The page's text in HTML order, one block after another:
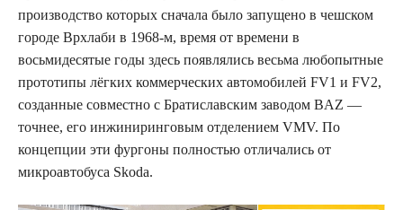
производство которых сначала было запущено в чешском
городе Врхлаби в 1968-м, время от времени в
восьмидесятые годы здесь появлялись весьма любопытные
прототипы лёгких коммерческих автомобилей FV1 и FV2,
созданные совместно с Братиславским заводом BAZ —
точнее, его инжиниринговым отделением VMV. По
концепции эти фургоны полностью отличались от
микроавтобуса Skoda.